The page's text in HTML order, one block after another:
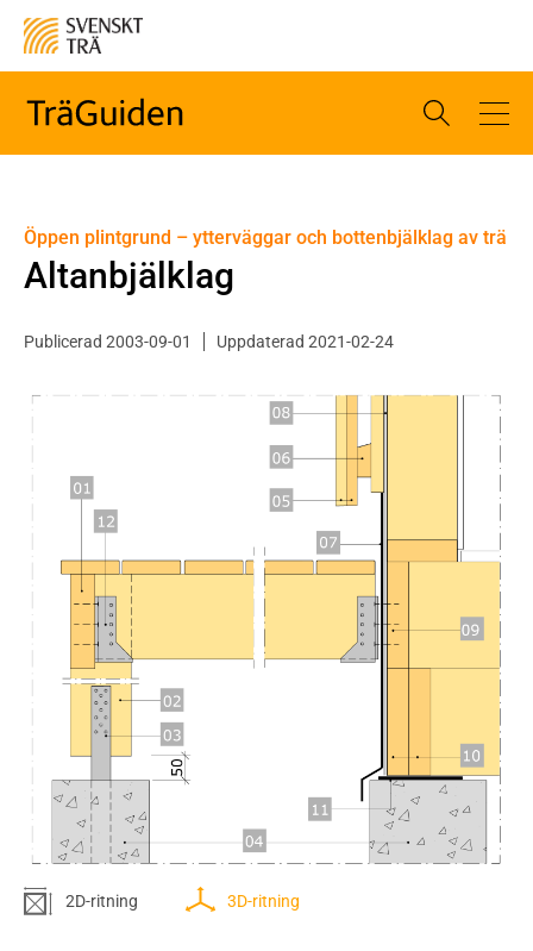
Öppen plintgrund – ytterväggar och bottenbjälklag av trä
Altanbjälklag
Publicerad 2003-09-01 Uppdaterad 2021-02-24
2D-ritning 3D-ritning